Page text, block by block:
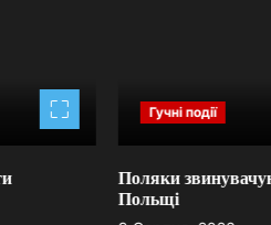
Гучні події
Поляки
Польщі